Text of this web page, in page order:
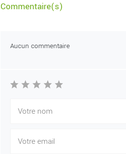
Commentaire(s)
Aucun commentaire